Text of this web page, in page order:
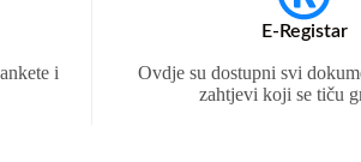
i
E-Registar
Ovdje su dostupni svi
zahtjevi koji se tiču